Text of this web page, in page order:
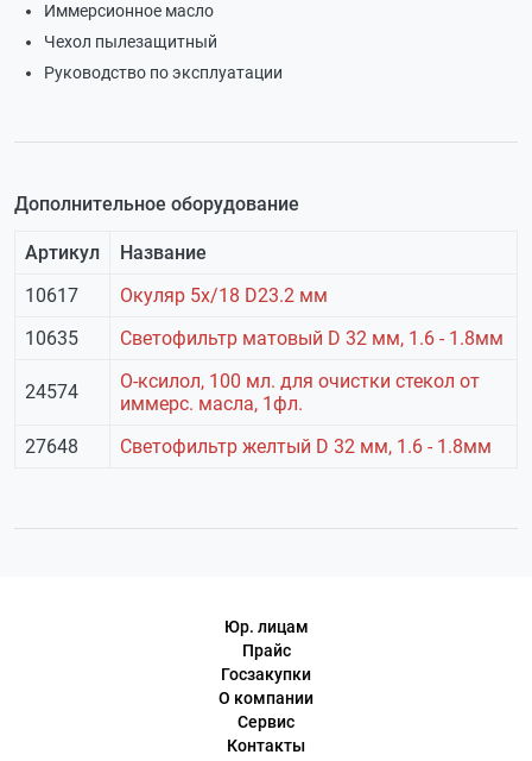
Иммерсионное масло
Чехол пылезащитный
Руководство по эксплуатации
Дополнительное оборудование
Артикул
Название
10617
Окуляр 5х/18 D23.2 мм
10635
Светофильтр матовый D 32 мм, 1.6 - 1.8мм
24574
О-ксилол, 100 мл. для очистки стекол от
иммерс. масла, 1фл.
27648
Светофильтр желтый D 32 мм, 1.6 - 1.8мм
Юр. лицам
Прайс
Госзакупки
О компании
Сервис
Контакты